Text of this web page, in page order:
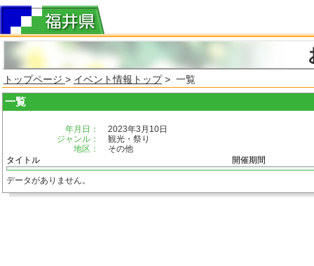
トップページ > イベント情報トップ> 一覧
一覧
年月日：
2023年3月10日
ジャンル：
観光・祭り
地区：
その他
タイトル
開催期間
データがありません。